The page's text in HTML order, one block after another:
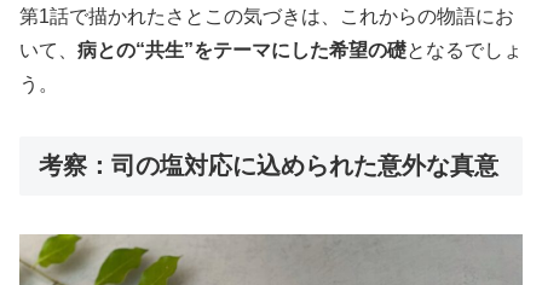
第1話で描かれたさとこの気づきは、これからの物語にお
いて、 病との“共生”をテーマにした希望の礎となるでしょ
う。
考察：司の塩対応に込められた意外な真意